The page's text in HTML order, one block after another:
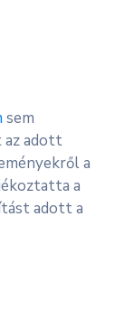
sem
adott
a
a
adott a